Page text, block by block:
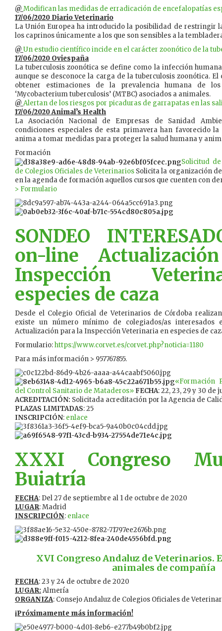
@ Modifican las medidas de erradicación de encefalopatías
17/06/2020 Diario Veterinario
La Unión Europea ha introducido la posibilidad de restringir
los caprinos únicamente a los que son sensibles a la
@ Un estudio científico incide en el carácter zoonótico de la
17/06/2020 Oviespaña
La tuberculosis zoonótica se define como la infección humana
aunque se desconoce la carga de la tuberculosis zoonótica.
obtener estimaciones de la prevalencia humana de
‘Mycobacterium tuberculosis’ (MTBC) asociados a animales.
@ Alertan de los riesgos por picaduras de garrapatas en las
17/06/2020 Animal’s Health
La Asociación Nacional de Empresas de Sanidad
condiciones especiales de esta primavera han favorecido
anima a tomar medidas para proteger la salud humana y
Formación
Solicitud
de Colegios Oficiales de Veterinarios Solicita la organización
en la agenda de formación aquellos cursos que cuenten con
> Formulario
SONDEO
on-line
Inspección
especies de caza
Desde el Colegio Oficial de Veterinarios de Córdoba
existe un número mínimo de colegiados/as interesados
Actualización para la Inspección Veterinaria en especies de
Formulario:https://www.corvet.es/corvet.php?noticia=1180
Para más información > 957767855.
«Formación
del Control Sanitario de Mataderos» FECHA: 22, 23, 29 y 30 de
ACREDITACIÓN: Solicitada acreditación por la Agencia de
PLAZAS LIMITADAS: 25
INSCRIPCIÓN: enlace
XXXI Congreso
Buiatría
FECHA: Del 27 de septiembre al 1 de octubre de 2020
LUGAR: Madrid
INSCRIPCIÓN: enlace
XVI Congreso Andaluz de Veterinarios.
animales de compañía
FECHA: 23 y 24 de octubre de 2020
LUGAR:Almería
ORGANIZA: Consejo Andaluz de Colegios Oficiales de
¡Próximamente más información!